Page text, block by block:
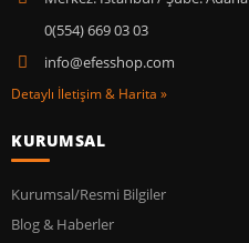
0(554) 669 03 03
info@efesshop.com
Detaylı İletişim & Harita »
KURUMSAL
Kurumsal/Resmi Bilgiler
Blog & Haberler